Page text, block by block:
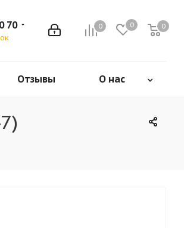
0 0 0
70
Отзывы О нас